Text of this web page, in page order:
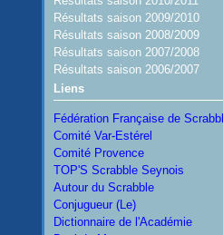
Résultats saison 2009/2010
Résultats saison 2008/2009
Résultats saison 2007/2008
Résultats saison 2006/2007
Liens
Fédération Française de
Comité Var-Estérel
Comité Provence
TOP'S Scrabble Seynois
Autour du Scrabble
Conjugueur (Le)
Dictionnaire de l'Académie